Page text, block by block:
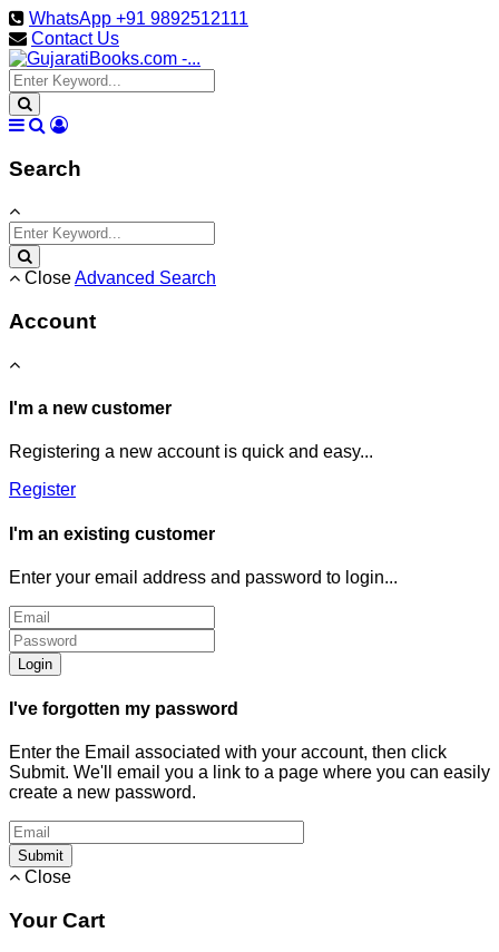
WhatsApp +91 9892512111
Contact Us
Search
CloseAdvanced Search
Account
I'm a new customer
Registering a new account is quick and easy...
Register
I'm an existing customer
Enter your email address and password to login...
Login
I've forgotten my password
Enter the Email associated with your account, then click
Submit. We'll email you a link to a page where you can easily
create a new password.
Submit
Close
Your Cart